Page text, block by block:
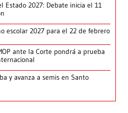
Estado 2027: Debate inicia el 11
escolar 2027 para el 22 de febrero
ante la Corte pondrá a prueba
y avanza a semis en Santo